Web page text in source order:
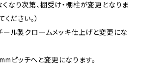
なり次第、棚受け・棚柱が変更となりま
ださい。）
ール製クロームメッキ仕上げと変更にな
ピッチへと変更になります。